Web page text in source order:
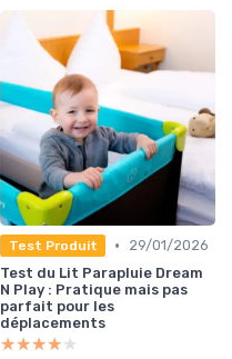
Test Produit •
29/01/2026
Test du Lit Parapluie Dream
N Play : Pratique mais pas
parfait pour les
déplacements
★★★★★
★★★★★